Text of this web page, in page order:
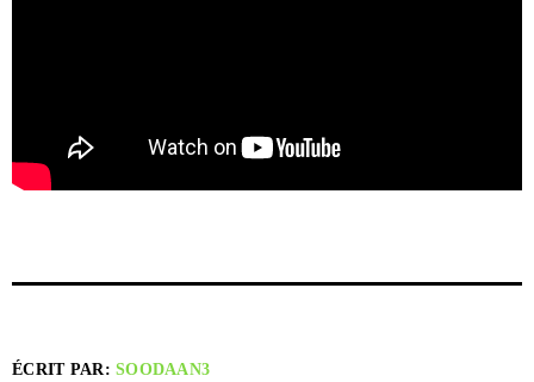
ÉCRIT PAR:SOODAAN3